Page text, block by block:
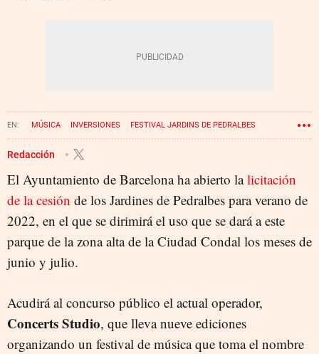
MÚSICA INVERSIONES FESTIVAL JARDINS DE PEDRALBES
Redacción
El Ayuntamiento de Barcelona ha abierto lalicitación
de la cesión de los Jardines de Pedralbes para verano de
2022, en el que se dirimirá el uso que se dará a este
parque de la zona alta de la Ciudad Condal los meses de
junio y julio.
Acudirá al concurso público el actual operador,
Concerts Studio, que lleva nueve ediciones
organizando un festival de música que toma el nombre